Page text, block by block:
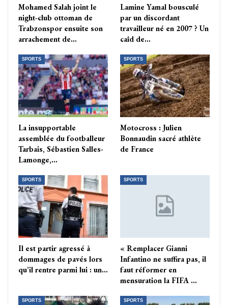
Mohamed Salah joint le
night-club ottoman de
Trabzonspor ensuite son
arrachement de…
Lamine Yamal bousculé
par un discordant
travailleur né en 2007 ? Un
caîd de…
SPORTS
La insupportable
assemblée du footballeur
Tarbais, Sébastien Salles-
Lamonge,…
SPORTS
Motocross : Julien
Bonnaudin sacré athlète
de France
SPORTS
Il est partir agressé à
dommages de pavés lors
qu’il rentre parmi lui : un…
SPORTS
« Remplacer Gianni
Infantino ne suffira pas, il
faut réformer en
mensuration la FIFA …
SPORTS SPORTS